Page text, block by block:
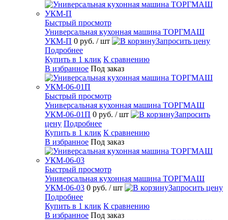
Быстрый просмотр
Универсальная кухонная машина ТОРГМАШ
УКМ-П 0 руб. / шт
Запросить цену
Подробнее
Купить в 1 клик К сравнению
В избранное Под заказ
Быстрый просмотр
Универсальная кухонная машина ТОРГМАШ
УКМ-06-01П 0 руб. / шт
Запросить
цену Подробнее
Купить в 1 клик К сравнению
В избранное Под заказ
Быстрый просмотр
Универсальная кухонная машина ТОРГМАШ
УКМ-06-03 0 руб. / шт
Запросить цену
Подробнее
Купить в 1 клик К сравнению
В избранное Под заказ